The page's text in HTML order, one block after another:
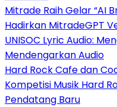
Mitrade Raih Gelar “AI
Hadirkan MitradeGPT
UNISOC Lyric Audio:
Mendengarkan Audio
Hard Rock Cafe dan
Kompetisi Musik Hard
Pendatang Baru